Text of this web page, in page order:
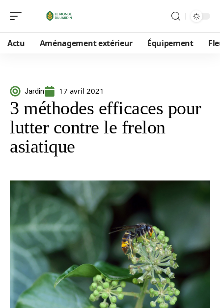
Actu Aménagement extérieur Équipement
Jardin 17 avril 2021
3 méthodes efficaces pour
lutter contre le frelon
asiatique